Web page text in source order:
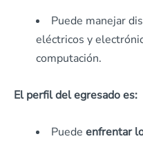
Puede manejar
eléctricos y
computación.
El perfil del egresado es:
Puede enfrentar